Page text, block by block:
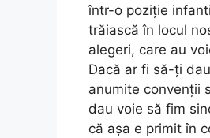
într-o poziție
trăiască în locul
alegeri, care au
Dacă ar fi să-ți
anumite convenții
dau voie să fim
că așa e primit în